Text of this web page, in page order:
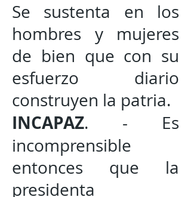
Se sustenta en los
hombres y mujeres
de bien que con su
esfuerzo diario
construyen la patria.
INCAPAZ. - Es
incomprensible
entonces que la
presidenta